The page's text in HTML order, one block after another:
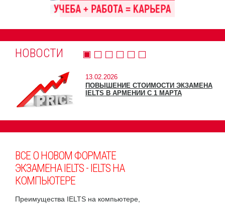
НОВОСТИ
13.02.2026
ПОВЫШЕНИЕ СТОИМОСТИ ЭКЗАМЕНА
IELTS В АРМЕНИИ С 1 МАРТА
ВСЕ О НОВОМ ФОРМАТЕ
ЭКЗАМЕНА IELTS - IELTS НА
КОМПЬЮТЕРЕ
Преимущества IELTS на компьютере,